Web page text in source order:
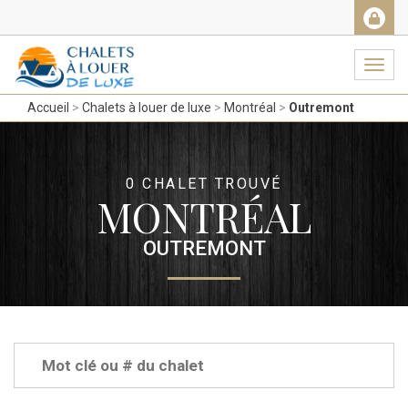
Accueil Chalets à louer de luxe Montréal Outremont
0 CHALET TROUVÉ
MONTRÉAL
OUTREMONT